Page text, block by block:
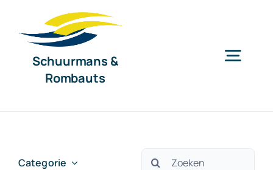
naar
Schuurmans &
Rombauts
Categorie
Zoeken